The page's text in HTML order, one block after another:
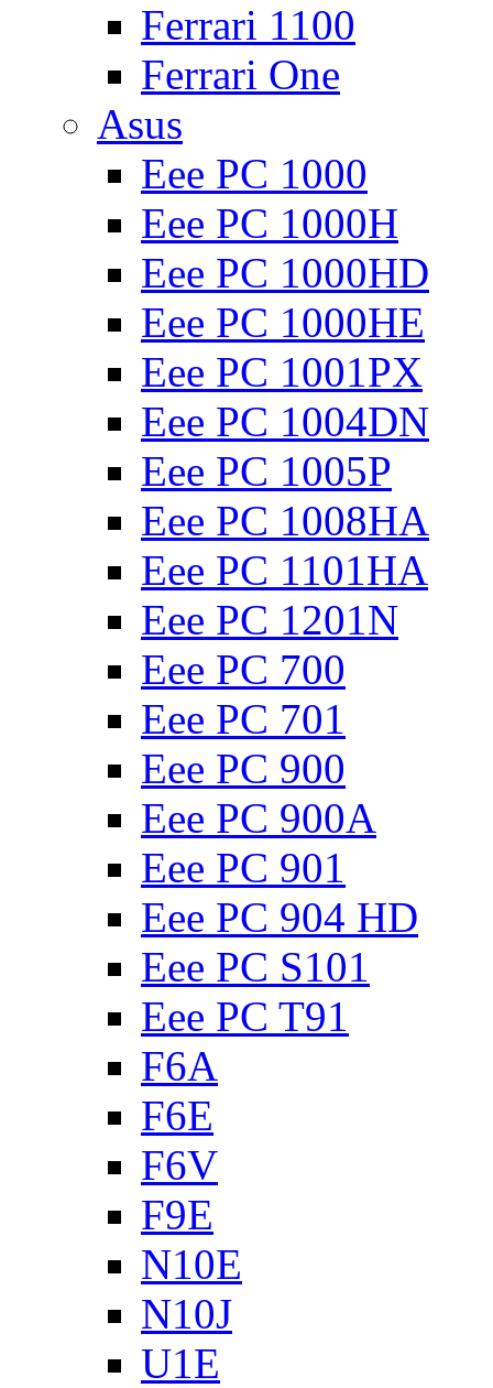
Ferrari 1100
Ferrari One
Asus
Eee PC 1000
Eee PC 1000H
Eee PC 1000HD
Eee PC 1000HE
Eee PC 1001PX
Eee PC 1004DN
Eee PC 1005P
Eee PC 1008HA
Eee PC 1101HA
Eee PC 1201N
Eee PC 700
Eee PC 701
Eee PC 900
Eee PC 900A
Eee PC 901
Eee PC 904 HD
Eee PC S101
Eee PC T91
F6A
F6E
F6V
F9E
N10E
N10J
U1E